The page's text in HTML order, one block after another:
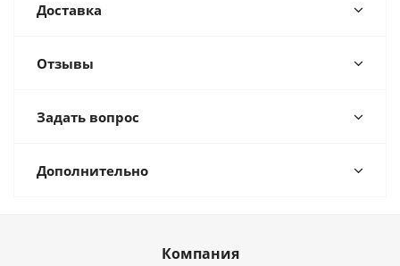
Доставка
Отзывы
Задать вопрос
Дополнительно
Компания